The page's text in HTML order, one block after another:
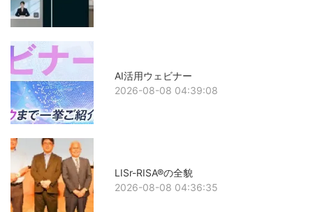
AI活用ウェビナー
2026-08-08 04:39:08
LISr-RISA®の全貌
2026-08-08 04:36:35